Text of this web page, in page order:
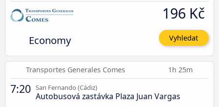
Economy
196 Kč
Vyhledat
Transportes Generales Comes 1h 25m
7:20 San Fernando (Cádiz)
Autobusová zastávka Plaza Juan Vargas